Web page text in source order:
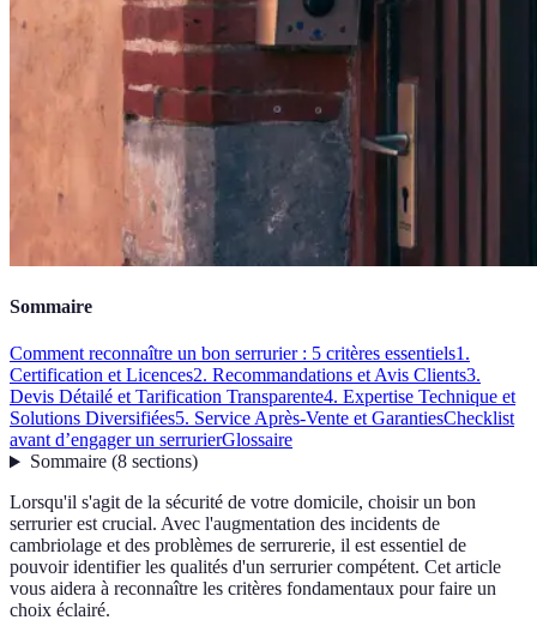
Sommaire
Comment reconnaître un bon serrurier : 5 critères essentiels1.
Certification et Licences2. Recommandations et Avis Clients3.
Devis Détailé et Tarification Transparente4. Expertise Technique et
Solutions Diversifiées5. Service Après-Vente et GarantiesChecklist
avant d’engager un serrurierGlossaire
Sommaire(8 sections)
Lorsqu'il s'agit de la sécurité de votre domicile, choisir un bon
serrurier est crucial. Avec l'augmentation des incidents de
cambriolage et des problèmes de serrurerie, il est essentiel de
pouvoir identifier les qualités d'un serrurier compétent. Cet article
vous aidera à reconnaître les critères fondamentaux pour faire un
choix éclairé.